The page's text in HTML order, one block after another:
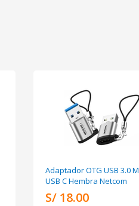
Adaptador OTG USB 3.0
USB C Hembra Netcom
S/ 18.00